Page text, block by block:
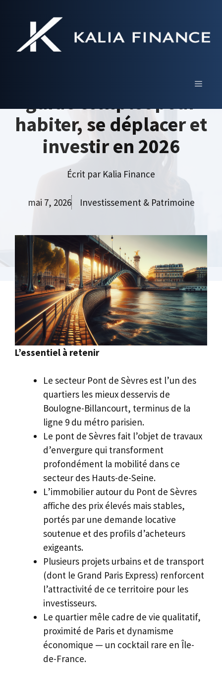
contenu
MENU
Pont de Sèvres
Boulogne-Billancourt :
guide complet pour
habiter, se déplacer et
investir en 2026
Écrit par Kalia Finance
mai 7, 2026 Investissement & Patrimoine
L’essentiel à retenir
Le secteur Pont de Sèvres est l’un des
quartiers les mieux desservis de
Boulogne-Billancourt, terminus de la
ligne 9 du métro parisien.
Le pont de Sèvres fait l’objet de travaux
d’envergure qui transforment
profondément la mobilité dans ce
secteur des Hauts-de-Seine.
L’immobilier autour du Pont de Sèvres
affiche des prix élevés mais stables,
portés par une demande locative
soutenue et des profils d’acheteurs
exigeants.
Plusieurs projets urbains et de transport
(dont le Grand Paris Express) renforcent
l’attractivité de ce territoire pour les
investisseurs.
Le quartier mêle cadre de vie qualitatif,
proximité de Paris et dynamisme
économique — un cocktail rare en Île-
de-France.